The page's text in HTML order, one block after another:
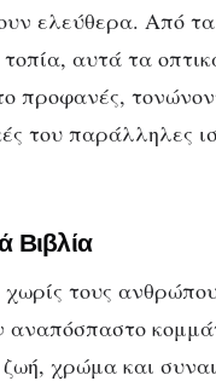
ελεύθερα. Από
αυτά τα
προφανές,
του παράλληλες
Βιβλία
τους
αναπόσπαστο
χρώμα και